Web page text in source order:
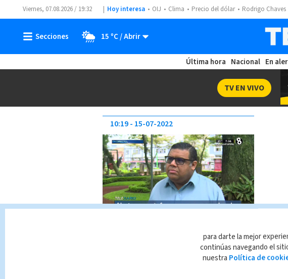
Viernes, 07.08.2026 / 19:32 Hoy interesa OIJ Clima Precio del dólar Rodrigo Chaves
15 ºC
Última hora Nacional En
TV EN VIVO
vacacionales en Costa
10:19 15-07-2022
para darte la mejor
continúas navegando el
nuestra Política de